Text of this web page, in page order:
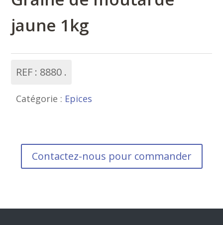
jaune 1kg
REF : 8880
Catégorie : Epices
Contactez-nous pour commander